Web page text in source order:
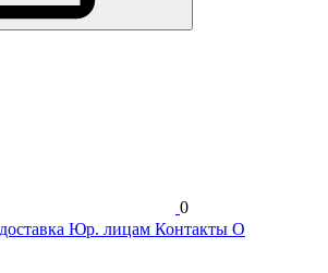
0
Юр. лицам Контакты О